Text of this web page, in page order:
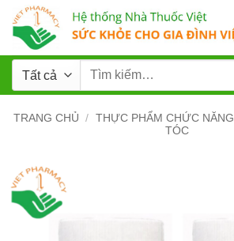
TRANG CHỦ / THỰC PHẨM CHỨC NĂNG
TÓC